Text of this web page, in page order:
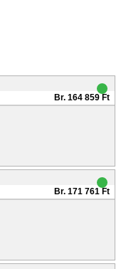
Br. 164 859 Ft
Br. 171 761 Ft